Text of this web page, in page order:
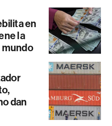
en
la
mundo
dan